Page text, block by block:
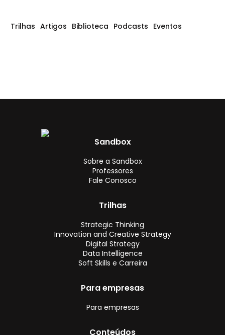
Trilhas Artigos Biblioteca Podcasts Eventos
Sandbox
Sobre a Sandbox
Professores
Fale Conosco
Trilhas
Strategic Thinking
Innovation and Creative Strategy
Digital Strategy
Data Intelligence
Soft Skills e Carreira
Para empresas
Para empresas
Conteúdos